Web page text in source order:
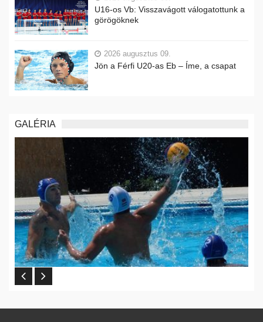
U16-os Vb: Visszavágott válogatottunk a
görögöknek
2026 augusztus 09.
Jön a Férfi U20-as Eb – Íme, a csapat
GALÉRIA